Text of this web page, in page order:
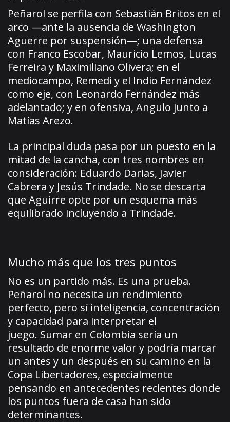
Peñarol se perfila con Sebastián Britos en el
arco —ante la ausencia de Washington
Aguerre por suspensión—; una defensa
con Franco Escobar, Mauricio Lemos, Lucas
Ferreira y Maximiliano Olivera; en el
mediocampo, Remedi y el Indio Fernández
como eje, con Leonardo Fernández más
adelantado; y en ofensiva, Angulo junto a
Matías Arezo.
La principal duda pasa por un puesto en la
mitad de la cancha, con tres nombres en
consideración: Eduardo Darias, Javier
Cabrera y Jesús Trindade. No se descarta
que Aguirre opte por un esquema más
equilibrado incluyendo a Trindade.
Mucho más que los tres puntos
No es un partido más. Es una prueba.
Peñarol no necesita un rendimiento
perfecto, pero sí inteligencia, concentración
y capacidad para interpretar el
juego. Sumar en Colombia sería un
resultado de enorme valor y podría marcar
un antes y un después en su camino en la
Copa Libertadores, especialmente
pensando en antecedentes recientes donde
los puntos fuera de casa han sido
determinantes.